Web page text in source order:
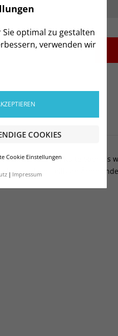
optimal zu gestalten
verwenden wir
COOKIES
Cookie Einstellungen
Impressum
- +
Aufwärmen bei Kälte oder als
und verstellbare